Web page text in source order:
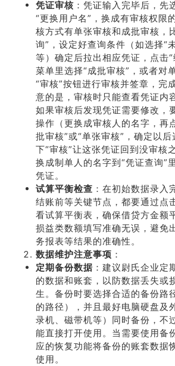
凭证审核 ：凭证输入完毕后，先
“更换用户名”，换成有审核权限
核方式有单张审核和成批审核，
询”，设定好查询条件（如选择“
等）确定后拉出相应凭证，点击
菜单里选择“成批审核”，或者对
“审核”按钮进行审核并签章，完
意的是，审核时只能查看凭证内
如果审核后发现凭证需要修改，
操作（更换成审核人的名字，再
批审核”或“单张审核”，确定以
下“审核”让这张凭证回到没审核
换成制单人的名字到“凭证查询”
凭证。
试算平衡检查 ：在初始数据录入
结账前等关键节点，都要通过点
看试算平衡表，确保借贷方金额
损益类数额填写准确无误，避免
务报表等结果的准确性。
数据维护注意事项 ：
定期备份数据 ：建议尉氏企业定
的数据和账套，以防数据丢失或
生。备份时要选择合适的备份路
的路径），并且最好电脑硬盘及
录机、磁带机等）同时备份，不
能直接打开使用。当需要使用备
应的恢复功能将备份的账套数据
使用。